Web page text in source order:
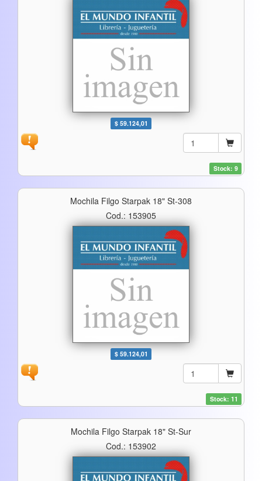
$ 59.124,01
Stock: 9
Mochila Filgo Starpak 18" St-308
Cod.: 153905
$ 59.124,01
Stock: 11
Mochila Filgo Starpak 18" St-Sur
Cod.: 153902